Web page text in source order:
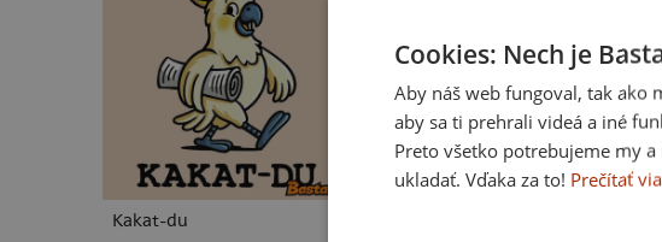
Kakat-du
Cookies: Nech je
Aby náš web fungoval, tak ako
aby sa ti prehrali videá a iné
Preto všetko potrebujeme my
ukladať. Vďaka za to! Prečítať